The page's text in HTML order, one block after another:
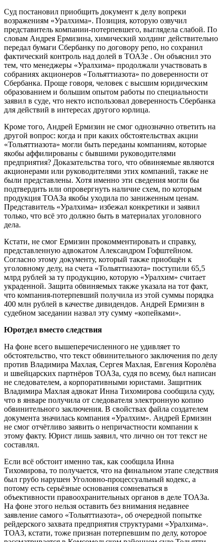
Суд постановил приобщить документ к делу вопреки
возражениям «Уралхима». Позиция, которую озвучил
представитель компании-потерпевшего, выглядела слабой. По
словам Андрея Ермизина, химический холдинг действительно
передал бумаги Сбербанку по договору репо, но сохранил
фактический контроль над долей в ТОАЗе . Он объяснил это
тем, что менеджеры «Уралхима» продолжали участвовать в
собраниях акционеров «Тольяттиазота» по доверенности от
Сбербанка. Проще говоря, человек с высшим юридическим
образованием и большим опытом работы по специальности
заявил в суде, что некто использовал доверенность Сбербанка
для действий в интересах другого юрлица.
Кроме того, Андрей Ермизин не смог однозначно ответить на
другой вопрос: когда и при каких обстоятельствах акции
«Тольяттиазота» могли быть переданы компаниям, которые
якобы аффилированы с бывшими руководителями
предприятия? Доказательства того, что обвиняемые являются
акционерами или руководителями этих компаний, также не
были представлены. Хотя именно эти сведения могли бы
подтвердить или опровергнуть наличие схем, по которым
продукция ТОАЗа якобы уходила по заниженным ценам.
Представитель «Уралхима» избежал конкретики и заявил
только, что всё это должно быть в материалах уголовного
дела.
Кстати, не смог Ермизин прокомментировать и справку,
представленную адвокатом Александром Гофштейном.
Согласно этому документу, который также приобщён к
уголовному делу, на счета «Тольяттиазота» поступили 65,5
млрд рублей за ту продукцию, которую «Уралхим» считает
украденной. Защита обвиняемых также указала на тот факт,
что компания-потерпевший получила из этой суммы порядка
400 млн рублей в качестве дивидендов. Андрей Ермизин в
судебном заседании назвал эту сумму «копейками».
Юротдел вместо следствия
На фоне всего вышеперечисленного не удивляет то
обстоятельство, что текст обвинительного заключения по делу
против Владимира Махлая, Сергея Махлая, Евгения Королёва
и швейцарских партнёров ТОАЗа, судя по всему, был написан
не следователем, а корпоративными юристами. Защитник
Владимира Махлая адвокат Инна Тихомирова сообщила суду,
что в январе получила от следователя электронную копию
обвинительного заключения. В свойствах файла создателем
документа значилась компания «Уралхим». Андрей Ермизин
не смог отчётливо заявить о непричастности компании к
этому факту. Юрист лишь заявил, что лично он тот текст не
составлял.
Если всё обстоит именно так, как сообщила Инна
Тихомирова, то получается, что на финальном этапе следствия
был грубо нарушен Уголовно-процессуальный кодекс, а
потому есть серьёзные основания сомневаться в
объективности правоохранительных органов в деле ТОАЗа.
На фоне этого нельзя оставить без внимания недавнее
заявление самого «Тольяттиазота», об очередной попытке
рейдерского захвата предприятия структурами «Уралхима».
ТОАЗ, кстати, тоже признан потерпевшим по делу, которое